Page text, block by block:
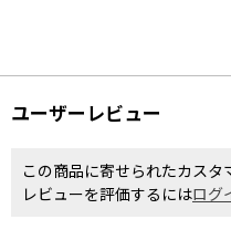
ユーザーレビュー
この商品に寄せられたカスタ
レビューを評価するにはログ